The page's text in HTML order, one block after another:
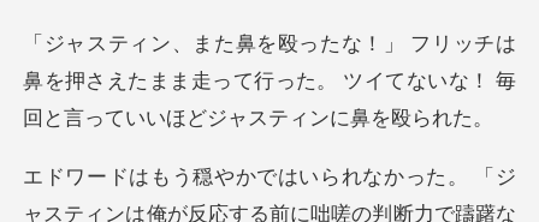
鼻を押さえたまま走って行った。 ツイてないな！